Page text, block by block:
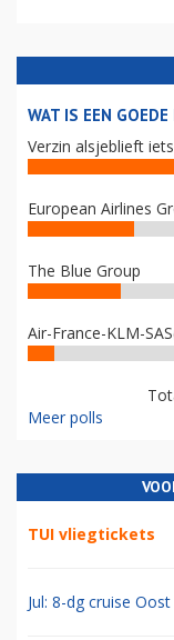
WAT IS EEN
Verzin alsjeblieft
European Airlines
The Blue Group
Air-France-KLM-
Meer polls
TUI vliegtickets
Jul: 8-dg cruise